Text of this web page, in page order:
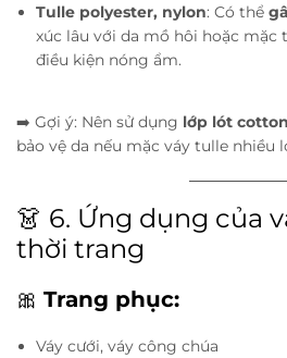
Tulle polyester, nylon: Có thể
xúc lâu với da mồ hôi hoặc
điều kiện nóng ẩm.
➡️ Gợi ý: Nên sử dụng lớp lót
bảo vệ da nếu mặc váy tulle nhiều
👗 6. Ứng dụng của
thời trang
🎀 Trang phục:
Váy cưới, váy công chúa